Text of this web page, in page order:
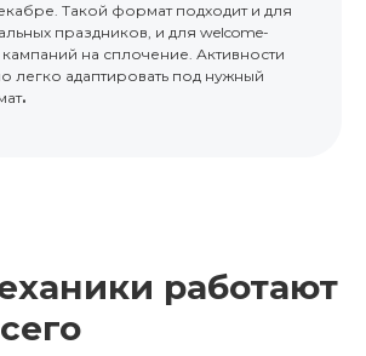
Такой формат подходит и для
праздников, и для welcome-
на сплочение. Активности
легко адаптировать под нужный
.
работают